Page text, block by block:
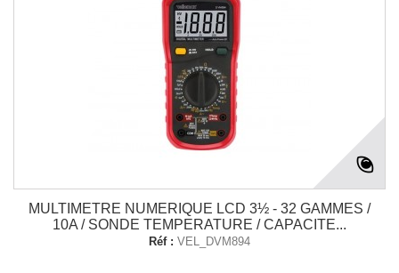
MULTIMETRE NUMERIQUE LCD 3½ - 32 GAMMES /
10A / SONDE TEMPERATURE / CAPACITE...
Réf : VEL_DVM894